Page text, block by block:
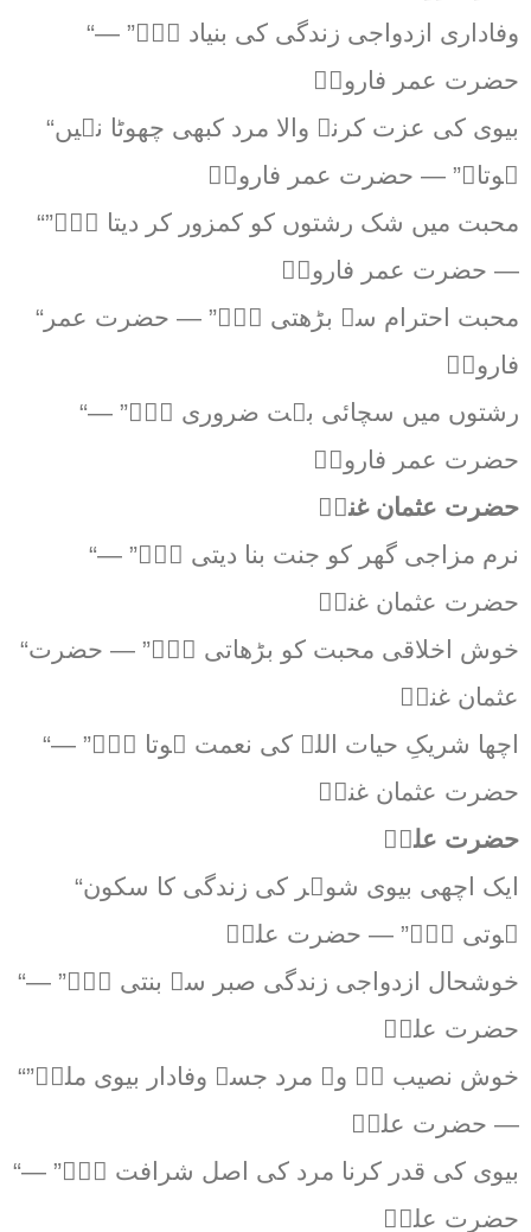
“وفاداری ازدواجی زندگی کی بنیاد ہے۔” —
حضرت عمر فاروقؓ
“بیوی کی عزت کرنے والا مرد کبھی چھوٹا نہیں
ہوتا۔” — حضرت عمر فاروقؓ
“محبت میں شک رشتوں کو کمزور کر دیتا ہے۔”
— حضرت عمر فاروقؓ
“محبت احترام سے بڑھتی ہے۔” — حضرت عمر
فاروقؓ
“رشتوں میں سچائی بہت ضروری ہے۔” —
حضرت عمر فاروقؓ
حضرت عثمان غنیؓ
“نرم مزاجی گھر کو جنت بنا دیتی ہے۔” —
حضرت عثمان غنیؓ
“خوش اخلاقی محبت کو بڑھاتی ہے۔” — حضرت
عثمان غنیؓ
“اچھا شریکِ حیات اللہ کی نعمت ہوتا ہے۔” —
حضرت عثمان غنیؓ
حضرت علیؓ
“ایک اچھی بیوی شوہر کی زندگی کا سکون
ہوتی ہے۔” — حضرت علیؓ
“خوشحال ازدواجی زندگی صبر سے بنتی ہے۔” —
حضرت علیؓ
“خوش نصیب ہے وہ مرد جسے وفادار بیوی ملے۔”
— حضرت علیؓ
“بیوی کی قدر کرنا مرد کی اصل شرافت ہے۔” —
حضرت علیؓ